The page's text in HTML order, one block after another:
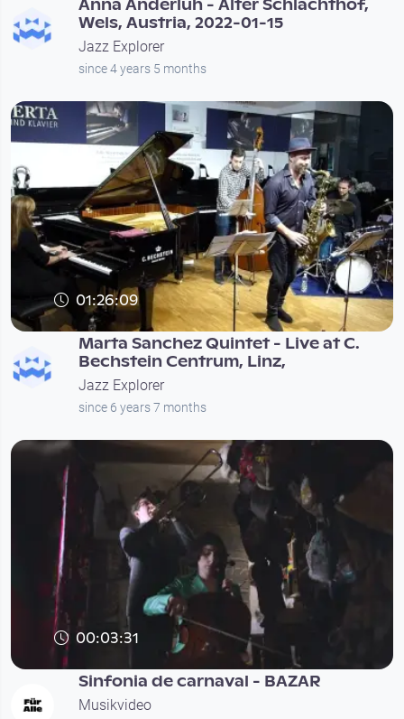
Anna Anderluh - Alter Schlachthof,
Wels, Austria, 2022-01-15
Jazz Explorer
since 4 years 5 months
01:26:09
Marta Sanchez Quintet - Live at C.
Bechstein Centrum, Linz,
Jazz Explorer
since 6 years 7 months
00:03:31
Sinfonia de carnaval - BAZAR
Musikvideo